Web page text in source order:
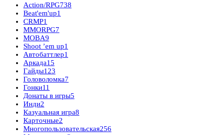
Action/RPG738
Beat'em'up1
CRMP1
MMORPG7
MOBA9
Shoot ’em up1
Автобаттлер1
Аркада15
Гайды123
Головоломка7
Гонки11
Донаты в игры5
Инди2
Казуальная игра8
Карточные2
Многопользовательская256